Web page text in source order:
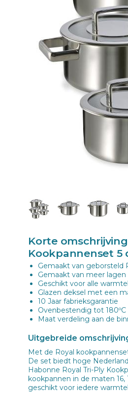
Korte
Kookpannenset 5
Gemaakt van geborsteld
Gemaakt van meer
Geschikt voor alle
Glazen deksel met een
10 Jaar fabrieksgarantie
Ovenbestendig tot
Maat verdeling aan de
Uitgebreide
Met de Royal
De set biedt hoge
Habonne Royal Tri-Ply
kookpannen in de maten
geschikt voor iedere